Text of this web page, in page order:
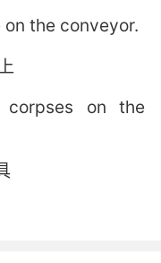
the conveyor.
on the
was right on that